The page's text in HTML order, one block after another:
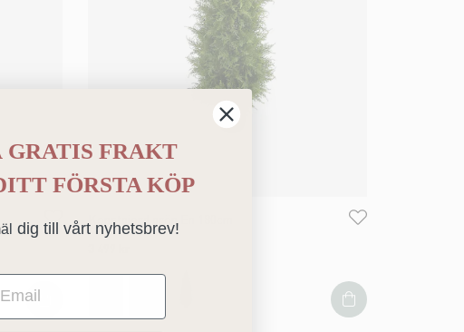
GRATIS FRAKT
FÖRSTA KÖP
dig till vårt nyhetsbrev!